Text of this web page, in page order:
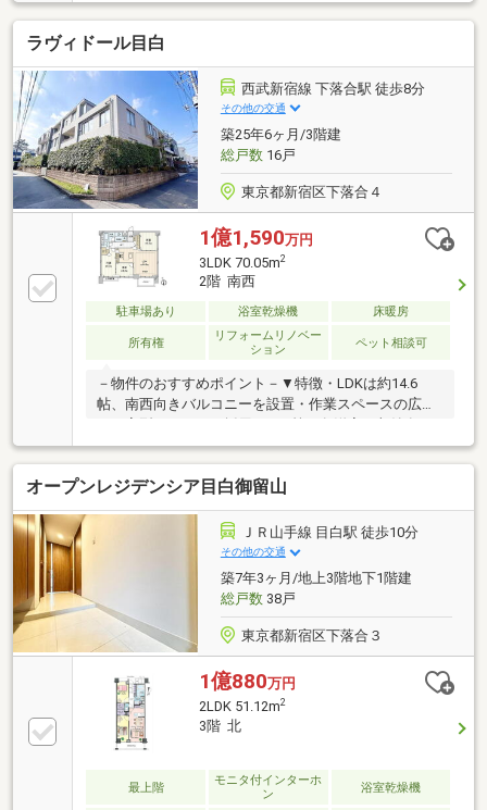
なWICを設置・南北両面にルーフバルコニー有・ペッ
ト飼育可(細則有)・即お引渡し可(残金精算後)▼設備・
床暖房(LD)・1620サイズの浴室▼2013年3月室内リフ
ォーム履歴【交換】キッチン、UB、トイレ 等【貼
替】フローリング、クロス 等■ ご希望の住まい探しを
お手伝いします ━━━━━・・・物件の詳細・ご相談
はお気軽にお問い合わせください。
ラヴィドール目白
西武新宿線 下落合駅 徒歩8分
その他の交通
築25年6ヶ月/3階建
総戸数16戸
東京都新宿区下落合４
1億1,590万円
3LDK 70.05m2
2階 南西
駐車場あり 浴室乾燥機 床暖房
所有権
リフォームリノベー
ション
ペット相談可
－物件のおすすめポイント－▼特徴・LDKは約14.6
帖、南西向きバルコニーを設置・作業スペースの広い
ペット飼育可能(細則有)・24時間ゴミ出し可能▼設
備・浴室乾燥機・オートロック・宅配ボックス▼2026
年2月室内リフォーム済【交換】キッチン、浴室、洗
面台、トイレ 等【貼替】壁・天井クロス、フローリン
グ、CF【その他】ハウスクリーニング 他▼周辺環境・
新宿区立落合第四小学校 徒歩4分(約300m)■ ご希望の
住まい探しをお手伝いします ━━━━━・・・物件の
詳細・ご相談はお気軽にお問い合わせください。
オープンレジデンシア目白御留山
ＪＲ山手線 目白駅 徒歩10分
その他の交通
築7年3ヶ月/地上3階地下1階建
総戸数38戸
東京都新宿区下落合３
1億880万円
2LDK 51.12m2
3階 北
最上階
モニタ付インターホ
ン
浴室乾燥機